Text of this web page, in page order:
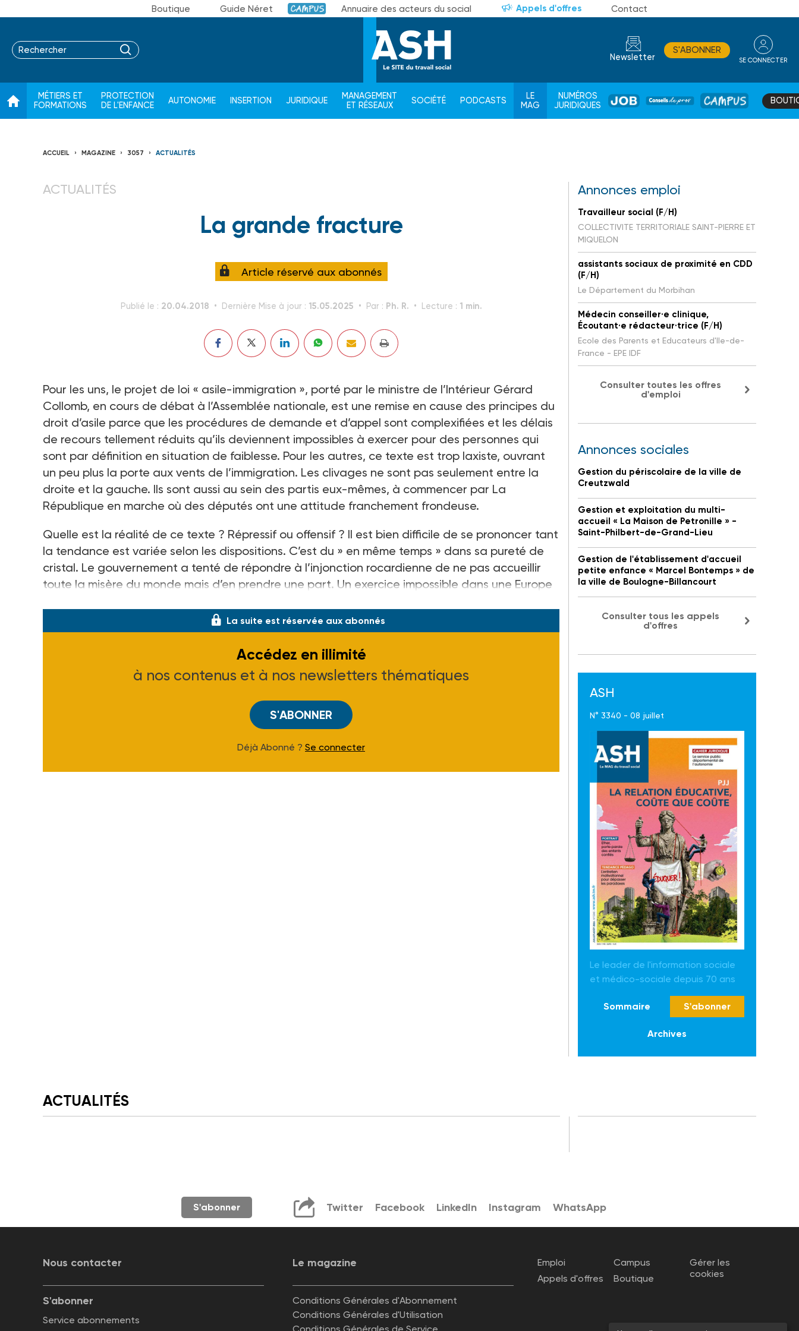
Boutique Guide Néret Campus Annuaire des acteurs du social Appels d'offres Contact
Newsletter
S'ABONNER
SE CONNECTER
MÉTIERS ET
FORMATIONS
PROTECTION
DE L'ENFANCE
AUTONOMIE INSERTION JURIDIQUE
MANAGEMENT
ET RÉSEAUX
SOCIÉTÉ PODCASTS
LE
MAG
NUMÉROS
JURIDIQUES
JOB
DE
CAMPUS
ACCUEIL MAGAZINE 3057 ACTUALITÉS
ACTUALITÉS
La grande fracture
Article réservé aux abonnés
Publié le : 20.04.2018 Dernière Mise à jour : 15.05.2025 Par : Ph. R. Lecture : 1 min.
Pour les uns, le projet de loi « asile-immigration », porté par le ministre de l’Intérieur Gérard
Collomb, en cours de débat à l’Assemblée nationale, est une remise en cause des principes du
droit d’asile parce que les procédures de demande et d’appel sont complexifiées et les délais
de recours tellement réduits qu’ils deviennent impossibles à exercer pour des personnes qui
sont par définition en situation de faiblesse. Pour les autres, ce texte est trop laxiste, ouvrant
un peu plus la porte aux vents de l’immigration. Les clivages ne sont pas seulement entre la
droite et la gauche. Ils sont aussi au sein des partis eux-mêmes, à commencer par La
République en marche où des députés ont une attitude franchement frondeuse.
Quelle est la réalité de ce texte ? Répressif ou offensif ? Il est bien difficile de se prononcer tant
la tendance est variée selon les dispositions. C’est du » en même temps » dans sa pureté de
cristal. Le gouvernement a tenté de répondre à l’injonction rocardienne de ne pas accueillir
toute la misère du monde mais d’en prendre une part. Un exercice impossible dans une Europe
La suite est réservée aux abonnés
Accédez en illimité
à nos contenus et à nos newsletters thématiques
S'ABONNER
Déjà Abonné ? Se connecter
Annonces emploi
Travailleur social (F/H)
COLLECTIVITE TERRITORIALE SAINT-PIERRE ET
MIQUELON
assistants sociaux de proximité en CDD
(F/H)
Le Département du Morbihan
Médecin conseiller·e clinique,
Écoutant·e rédacteur·trice (F/H)
Ecole des Parents et Educateurs d'Ile-de-
France - EPE IDF
Consulter toutes les offres
d'emploi
Annonces sociales
Gestion du périscolaire de la ville de
Creutzwald
Gestion et exploitation du multi-
accueil « La Maison de Petronille » -
Saint-Philbert-de-Grand-Lieu
Gestion de l'établissement d'accueil
petite enfance « Marcel Bontemps » de
la ville de Boulogne-Billancourt
Consulter tous les appels
d'offres
ASH
N° 3340 - 08 juillet
Le leader de l'information sociale
et médico-sociale depuis 70 ans
Sommaire S'abonner
Archives
ACTUALITÉS
S'abonner Twitter Facebook LinkedIn Instagram WhatsApp
Nous contacter Le magazine
S'abonner
Service abonnements
Conditions Générales d'Abonnement
Conditions Générales d'Utilisation
Emploi
Appels d'offres
Campus
Boutique
Gérer les
cookies